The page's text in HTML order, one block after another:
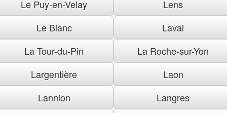
Le Puy-en-Velay
Lens
Le Blanc
Laval
La Tour-du-Pin
La Roche-sur-Yon
Largentière
Laon
Lannion
Langres